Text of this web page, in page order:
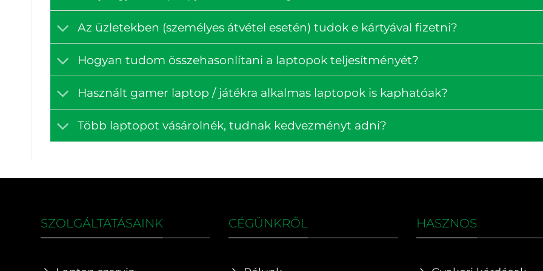
Az üzletekben (személyes átvétel esetén) tudok e kártyával fizetni?
Hogyan tudom összehasonlítani a laptopok teljesítményét?
Használt gamer laptop / játékra alkalmas laptopok is kaphatóak?
Több laptopot vásárolnék, tudnak kedvezményt adni?
SZOLGÁLTATÁSAINK CÉGÜNKRŐL HASZNOS